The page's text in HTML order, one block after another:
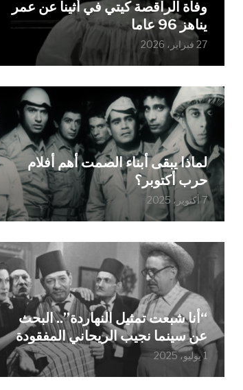
وفاة الراقصة كيتي في أثينا عن عمر
يناهز 96 عاما
27 فبراير، 2026
لماذا يبقى أبناء الصمت أهم أفلام
حرب أكتوبر؟
7 أكتوبر، 2025
“أنا شبعت تمثيل النهاردة”.. البحث
عن سينما نجيب الريحاني المفقودة
1 يوليو، 2025